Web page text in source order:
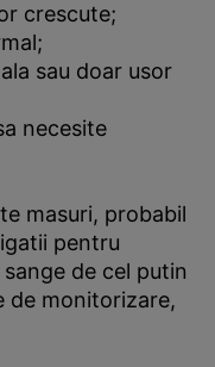
crescute;
sau doar usor
necesite
masuri, probabil
pentru
de cel putin
de monitorizare,